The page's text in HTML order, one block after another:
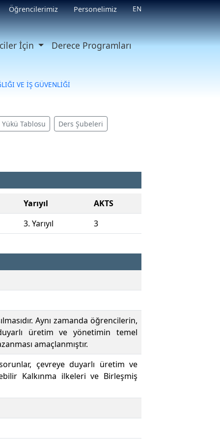
Öğrencilerimiz Personelimiz EN
İçin Derece Programları
VE İŞ GÜVENLİĞİ
Yükü Tablosu Ders Şubeleri
Yarıyıl
AKTS
3. Yarıyıl 3
Aynı zamanda öğrencilerin,
üretim ve yönetimin temel
amaçlanmıştır.
çevreye duyarlı üretim ve
Kalkınma ilkeleri ve Birleşmiş